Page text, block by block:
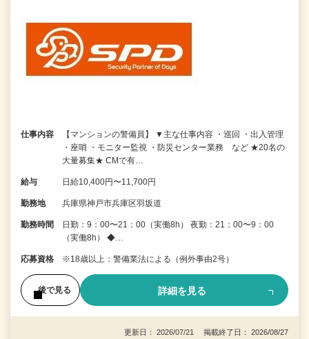
仕事内容
【マンションの警備員】 ▼主な仕事内容 ・巡回 ・出入管理
・座哨 ・モニター監視 ・防災センター業務 など ★20名の
大量募集★ CMで有…
給与 日給10,400円〜11,700円
勤務地 兵庫県神戸市兵庫区羽坂道
勤務時間
日勤：9：00〜21：00（実働8h） 夜勤：21：00〜9：00
（実働8h） ◆…
応募資格 ※18歳以上：警備業法による（例外事由2号）
後で見る 詳細を見る
更新日： 2026/07/21 掲載終了日： 2026/08/27